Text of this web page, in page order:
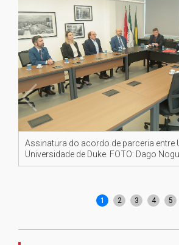
Assinatura do acordo de parceria entre
Universidade de Duke. FOTO: Dago
1 2 3 4 5